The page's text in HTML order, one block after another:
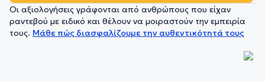
Οι αξιολογήσεις γράφονται από ανθρώπους που είχαν
ραντεβού με ειδικό και θέλουν να μοιραστούν την εμπειρία
τους. Μάθε πώς διασφαλίζουμε την αυθεντικότητά τους